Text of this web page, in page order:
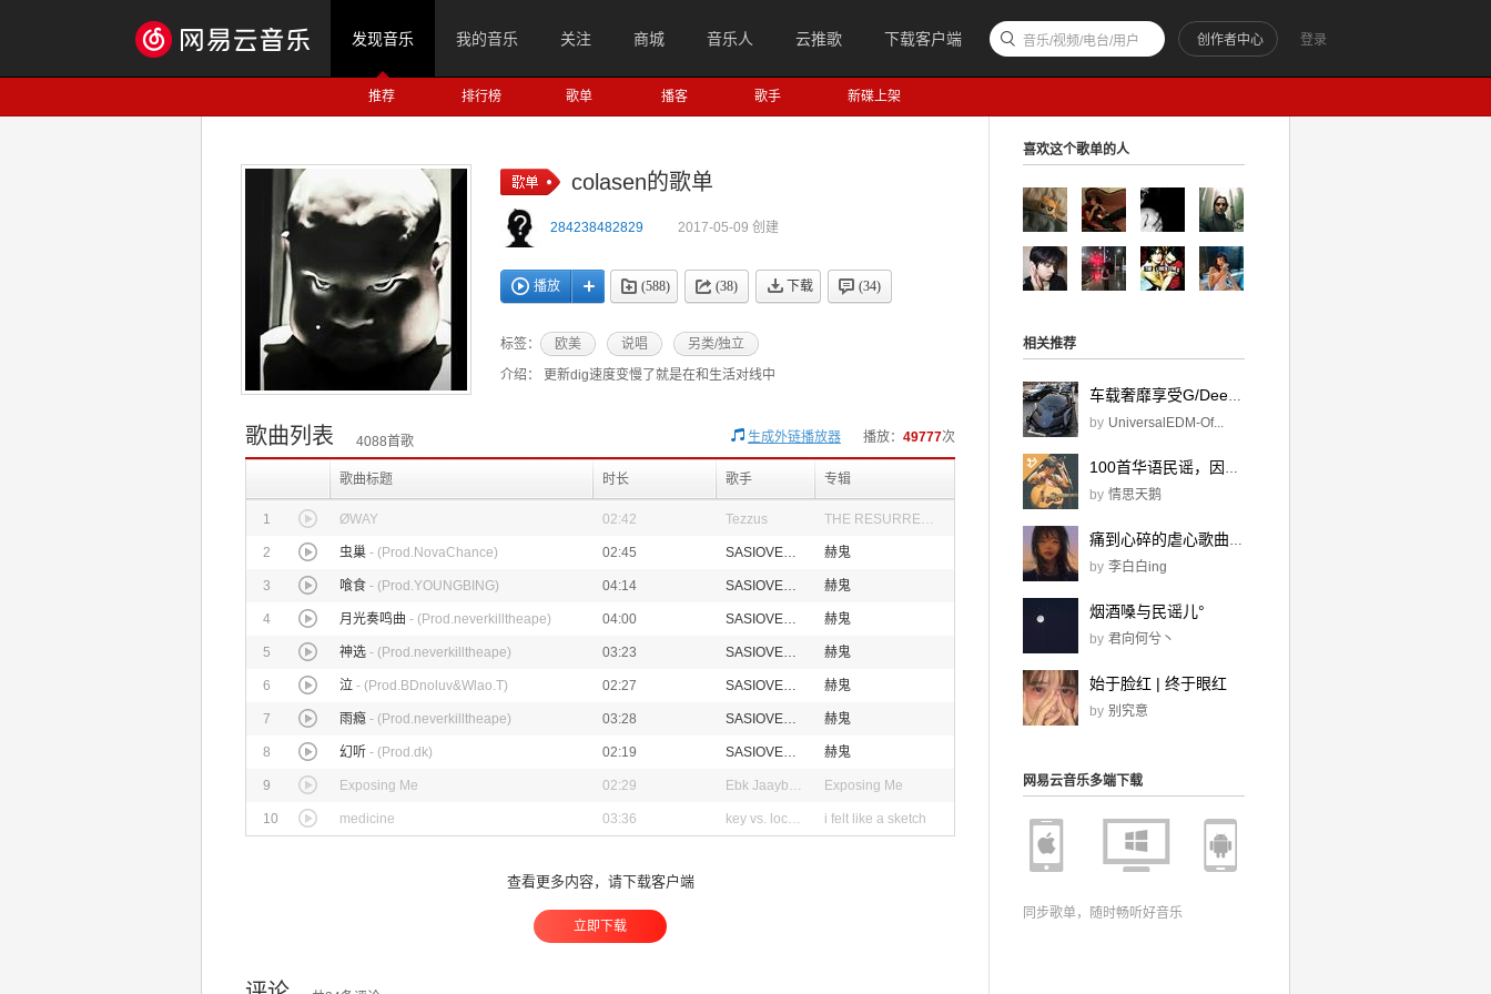
发现音乐 我的音乐 关注 商城 音乐人 云推歌 下载客户端 登录
创作者中心
音乐/视频/电台/用户
推荐 排行榜 歌单 播客 歌手 新碟上架